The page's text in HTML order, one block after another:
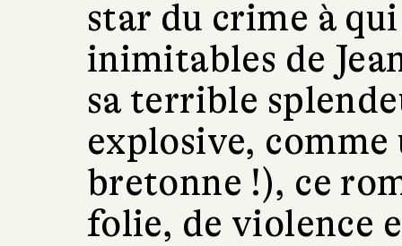
star du crime à
inimitables de
sa terrible
explosive,
bretonne !), ce
folie, de violence